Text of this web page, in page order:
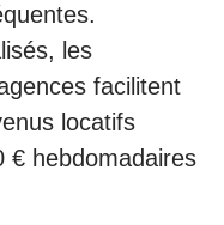
les
facilitent
locatifs
€ hebdomadaires